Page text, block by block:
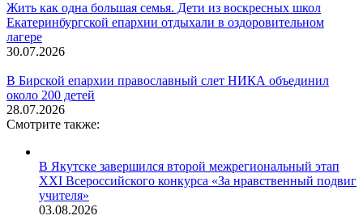
Жить как одна большая семья. Дети из воскресных школ
Екатеринбургской епархии отдыхали в оздоровительном
лагере
30.07.2026
В Бирской епархии православный слет НИКА объединил
около 200 детей
28.07.2026
Смотрите также:
В Якутске завершился второй межрегиональный этап
XXI Всероссийского конкурса «За нравственный подвиг
учителя»
03.08.2026